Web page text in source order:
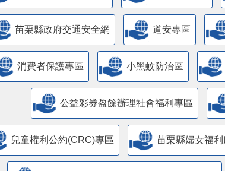
苗栗縣政府交通安全網 道安專區
消費者保護專區 小黑蚊防治區
公益彩券盈餘辦理社會福利專區
兒童權利公約(CRC)專區 苗栗縣婦女福